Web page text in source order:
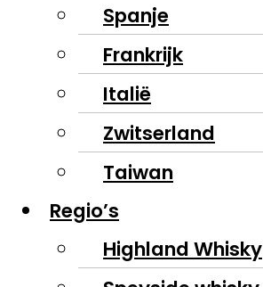
Spanje
Frankrijk
Italië
Zwitserland
Taiwan
Regio’s
Highland Whisky